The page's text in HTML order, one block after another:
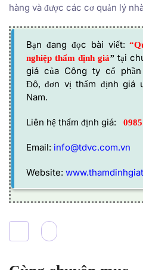
hàng và được các cơ quản lý
Bạn đang đọc bài viết:
nghiệp thẩm định giá” tại
giá của Công ty cổ
Đô, đơn vị thẩm định giá
Nam.
Liên hệ thẩm định giá:
Email: info@tdvc.com.vn
Website: